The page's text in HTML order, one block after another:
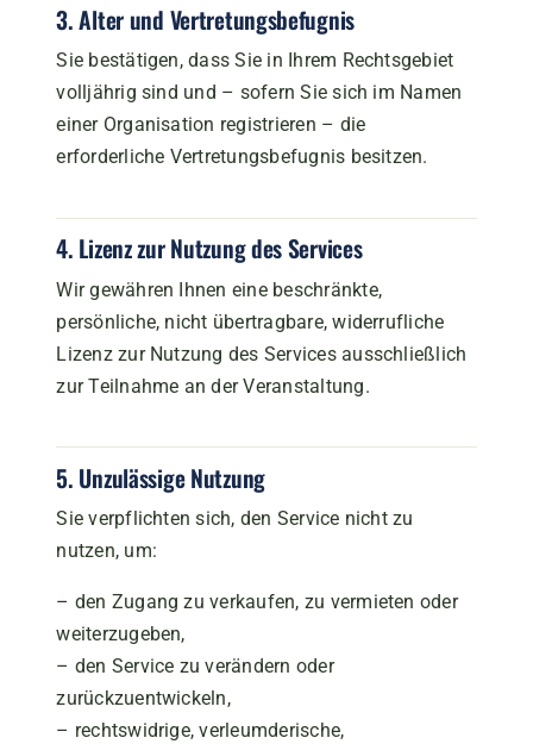
3. Alter und Vertretungsbefugnis
Sie bestätigen, dass Sie in Ihrem Rechtsgebiet
volljährig sind und – sofern Sie sich im Namen
einer Organisation registrieren – die
erforderliche Vertretungsbefugnis besitzen.
4. Lizenz zur Nutzung des Services
Wir gewähren Ihnen eine beschränkte,
persönliche, nicht übertragbare, widerrufliche
Lizenz zur Nutzung des Services ausschließlich
zur Teilnahme an der Veranstaltung.
5. Unzulässige Nutzung
Sie verpflichten sich, den Service nicht zu
nutzen, um:
– den Zugang zu verkaufen, zu vermieten oder
weiterzugeben,
– den Service zu verändern oder
zurückzuentwickeln,
– rechtswidrige, verleumderische,